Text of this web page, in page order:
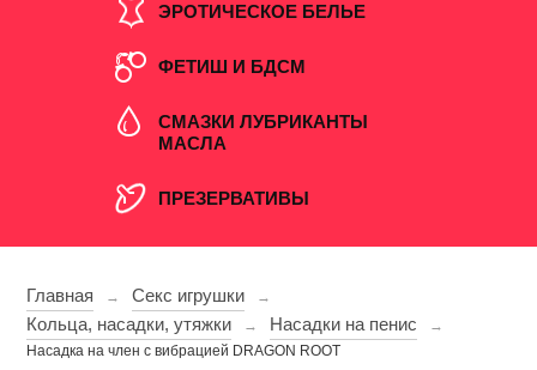
ЭРОТИЧЕСКОЕ БЕЛЬЕ
ФЕТИШ И БДСМ
СМАЗКИ ЛУБРИКАНТЫ
МАСЛА
ПРЕЗЕРВАТИВЫ
Главная → Секс игрушки →
Кольца, насадки, утяжки → Насадки на пенис
→
Насадка на член с вибрацией DRAGON ROOT